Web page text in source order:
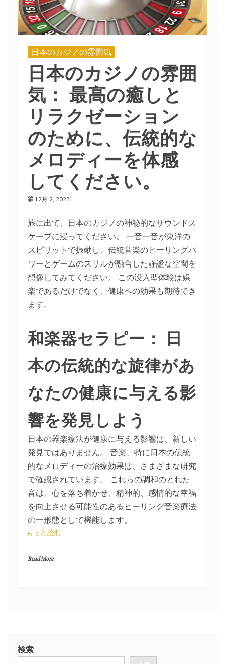
日本のカジノの雰囲気
日本のカジノの雰囲
気： 最高の癒しと
リラクゼーション
のために、伝統的な
メロディーを体感
してください。
12月 2, 2023
旅に出て、日本のカジノの神秘的なサウンドス
ケープに浸ってください。 一音一音が東洋の
スピリットで振動し、伝統音楽のヒーリングパ
ワーとゲームのスリルが融合した静謐な空間を
想像してみてください。 この没入型体験は娯
楽であるだけでなく、健康への効果も期待でき
ます。
和楽器セラピー： 日
本の伝統的な旋律があ
なたの健康に与える影
響を発見しよう
日本の器楽療法が健康に与える影響は、新しい
発見ではありません。 音楽、特に日本の伝統
的なメロディーの治療効果は、さまざまな研究
で確認されています。 これらの調和のとれた
音は、心を落ち着かせ、精神的、感情的な幸福
を向上させる可能性のあるヒーリング音楽療法
の一形態として機能します。
もっと読む
Read More
検索